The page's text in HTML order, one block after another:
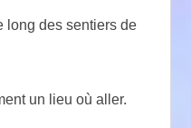
long des sentiers de
un lieu où aller.